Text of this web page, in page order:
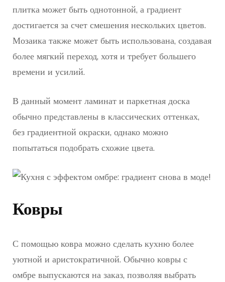
плитка может быть однотонной, а градиент
достигается за счет смешения нескольких цветов.
Мозаика также может быть использована, создавая
более мягкий переход, хотя и требует большего
времени и усилий.
В данный момент ламинат и паркетная доска
обычно представлены в классических оттенках,
без градиентной окраски, однако можно
попытаться подобрать схожие цвета.
Ковры
С помощью ковра можно сделать кухню более
уютной и аристократичной. Обычно ковры с
омбре выпускаются на заказ, позволяя выбрать